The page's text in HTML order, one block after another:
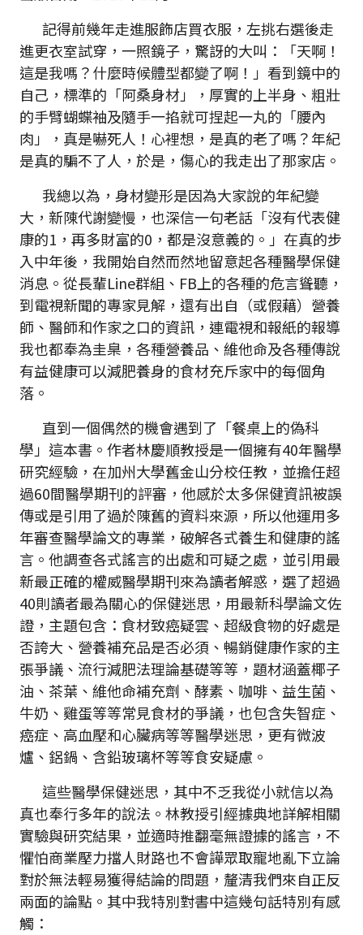
記得前幾年走進服飾店買衣服，左挑右選後走
進更衣室試穿，一照鏡子，驚訝的大叫：「天啊！
這是我嗎？什麼時候體型都變了啊！」看到鏡中的
自己，標準的「阿桑身材」，厚實的上半身、粗壯
的手臂蝴蝶袖及隨手一掐就可捏起一丸的「腰內
肉」，真是嚇死人！心裡想，是真的老了嗎？年紀
是真的騙不了人，於是，傷心的我走出了那家店。
我總以為，身材變形是因為大家說的年紀變
大，新陳代謝變慢，也深信一句老話「沒有代表健
康的1，再多財富的0，都是沒意義的。」在真的步
入中年後，我開始自然而然地留意起各種醫學保健
消息。從長輩Line群組、FB上的各種的危言聳聽，
到電視新聞的專家見解，還有出自（或假藉）營養
師、醫師和作家之口的資訊，連電視和報紙的報導
我也都奉為圭臬，各種營養品、維他命及各種傳說
有益健康可以減肥養身的食材充斥家中的每個角
落。
直到一個偶然的機會遇到了「餐桌上的偽科
學」這本書。作者林慶順教授是一個擁有40年醫學
研究經驗，在加州大學舊金山分校任教，並擔任超
過60間醫學期刊的評審，他感於太多保健資訊被誤
傳或是引用了過於陳舊的資料來源，所以他運用多
年審查醫學論文的專業，破解各式養生和健康的謠
言。他調查各式謠言的出處和可疑之處，並引用最
新最正確的權威醫學期刊來為讀者解惑，選了超過
40則讀者最為關心的保健迷思，用最新科學論文佐
證，主題包含：食材致癌疑雲、超級食物的好處是
否誇大、營養補充品是否必須、暢銷健康作家的主
張爭議、流行減肥法理論基礎等等，題材涵蓋椰子
油、茶葉、維他命補充劑、酵素、咖啡、益生菌、
牛奶、雞蛋等等常見食材的爭議，也包含失智症、
癌症、高血壓和心臟病等等醫學迷思，更有微波
爐、鋁鍋、含鉛玻璃杯等等食安疑慮。
這些醫學保健迷思，其中不乏我從小就信以為
真也奉行多年的說法。林教授引經據典地詳解相關
實驗與研究結果，並適時推翻毫無證據的謠言，不
懼怕商業壓力擋人財路也不會譁眾取寵地亂下立論
對於無法輕易獲得結論的問題，釐清我們來自正反
兩面的論點。其中我特別對書中這幾句話特別有感
觸：